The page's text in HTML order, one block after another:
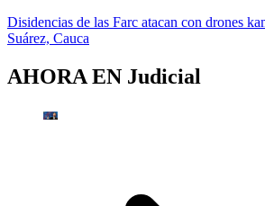
Disidencias de las Farc atacan con drones
Suárez, Cauca
AHORA EN Judicial